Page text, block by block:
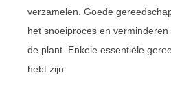
verzamelen. Goede
het snoeiproces en
de plant. Enkele essentiële
hebt zijn: